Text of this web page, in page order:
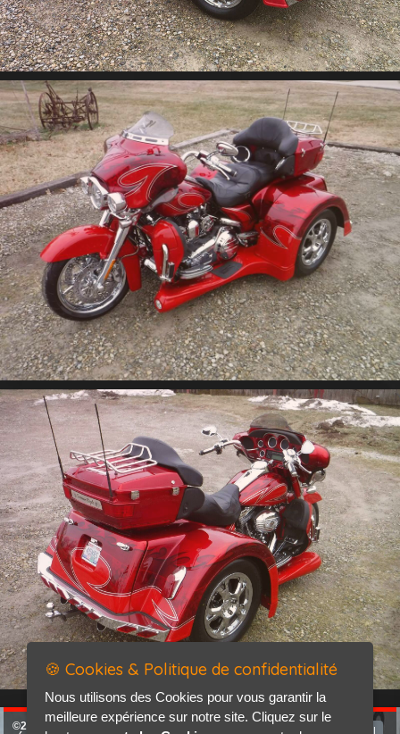
©2026-2027 Eritrik tous droits
🍪 Cookies & Politique de confidentialité
Nous utilisons des Cookies pour vous garantir la
meilleure expérience sur notre site. Cliquez sur le